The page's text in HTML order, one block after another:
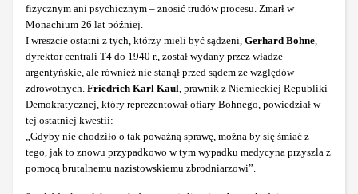
fizycznym ani psychicznym – znosić trudów procesu. Zmarł w
Monachium 26 lat później.
I wreszcie ostatni z tych, którzy mieli być sądzeni, Gerhard Bohne,
dyrektor centrali T4 do 1940 r., został wydany przez władze
argentyńskie, ale również nie stanął przed sądem ze względów
zdrowotnych. Friedrich Karl Kaul, prawnik z Niemieckiej Republiki
Demokratycznej, który reprezentował ofiary Bohnego, powiedział w
tej ostatniej kwestii:
„Gdyby nie chodziło o tak poważną sprawę, można by się śmiać z
tego, jak to znowu przypadkowo w tym wypadku medycyna przyszła z
pomocą brutalnemu nazistowskiemu zbrodniarzowi”.